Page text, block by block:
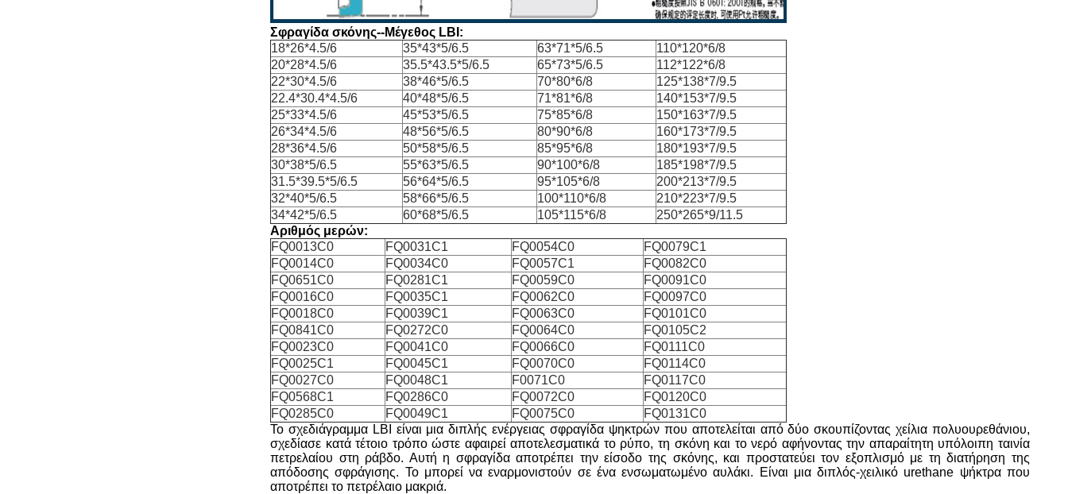
Σφραγίδα σκόνης--Μέγεθος LBI:
18*26*4.5/6
35*43*5/6.5 63*71*5/6.5
110*120*6/8
20*28*4.5/6
35.5*43.5*5/6.5 65*73*5/6.5
112*122*6/8
22*30*4.5/6
38*46*5/6.5 70*80*6/8
125*138*7/9.5
22.4*30.4*4.5/6
40*48*5/6.5 71*81*6/8
140*153*7/9.5
25*33*4.5/6
45*53*5/6.5 75*85*6/8
150*163*7/9.5
26*34*4.5/6
48*56*5/6.5 80*90*6/8
160*173*7/9.5
28*36*4.5/6
50*58*5/6.5 85*95*6/8
180*193*7/9.5
30*38*5/6.5
55*63*5/6.5 90*100*6/8
185*198*7/9.5
31.5*39.5*5/6.5
56*64*5/6.5 95*105*6/8
200*213*7/9.5
32*40*5/6.5
58*66*5/6.5 100*110*6/8
210*223*7/9.5
34*42*5/6.5
60*68*5/6.5 105*115*6/8
250*265*9/11.5
Αριθμός μερών:
FQ0013C0
FQ0031C1 FQ0054C0
FQ0079C1
FQ0014C0
FQ0034C0 FQ0057C1
FQ0082C0
FQ0651C0
FQ0281C1 FQ0059C0
FQ0091C0
FQ0016C0
FQ0035C1 FQ0062C0
FQ0097C0
FQ0018C0
FQ0039C1 FQ0063C0
FQ0101C0
FQ0841C0
FQ0272C0 FQ0064C0
FQ0105C2
FQ0023C0
FQ0041C0 FQ0066C0
FQ0111C0
FQ0025C1
FQ0045C1 FQ0070C0
FQ0114C0
FQ0027C0
FQ0048C1 F0071C0
FQ0117C0
FQ0568C1
FQ0286C0 FQ0072C0
FQ0120C0
FQ0285C0
FQ0049C1 FQ0075C0
FQ0131C0
Το σχεδιάγραμμα LBI είναι μια διπλής ενέργειας σφραγίδα ψηκτρών που αποτελείται από δύο σκουπίζοντας χείλια πολυουρεθάνιου,
σχεδίασε κατά τέτοιο τρόπο ώστε αφαιρεί αποτελεσματικά το ρύπο, τη σκόνη και το νερό αφήνοντας την απαραίτητη υπόλοιπη ταινία
πετρελαίου στη ράβδο. Αυτή η σφραγίδα αποτρέπει την είσοδο της σκόνης, και προστατεύει τον εξοπλισμό με τη διατήρηση της
απόδοσης σφράγισης. Το μπορεί να εναρμονιστούν σε ένα ενσωματωμένο αυλάκι. Είναι μια διπλός-χειλικό urethane ψήκτρα που
αποτρέπει το πετρέλαιο μακριά.